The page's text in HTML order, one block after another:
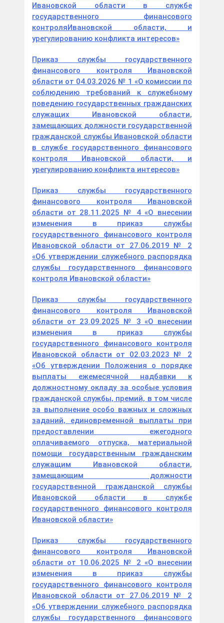
Ивановской области в службе
государственного финансового
контроляИвановской области, и
урегулированию конфликта интересов»
Приказ службы государственного
финансового контроля Ивановской
области от 04.03.2026 № 1 «О комиссии по
соблюдению требований к служебному
поведению государственных гражданских
служащих Ивановской области,
замещающих должности государственной
гражданской службы Ивановской области
в службе государственного финансового
контроля Ивановской области, и
урегулированию конфликта интересов»
Приказ службы государственного
финансового контроля Ивановской
области от 28.11.2025 № 4 «О внесении
изменения в приказ службы
государственного финансового контроля
Ивановской области от 27.06.2019 № 2
«Об утверждении служебного распорядка
службы государственного финансового
контроля Ивановской области»
Приказ службы государственного
финансового контроля Ивановской
области от 23.09.2025 № 3 «О внесении
изменения в приказ службы
государственного финансового контроля
Ивановской области от 02.03.2023 № 2
«Об утверждении Положения о порядке
выплаты ежемесячной надбавки к
должностному окладу за особые условия
гражданской службы, премий, в том числе
за выполнение особо важных и сложных
заданий, единовременной выплаты при
предоставлении ежегодного
оплачиваемого отпуска, материальной
помощи государственным гражданским
служащим Ивановской области,
замещающим должности
государственной гражданской службы
Ивановской области в службе
государственного финансового контроля
Ивановской области»
Приказ службы государственного
финансового контроля Ивановской
области от 10.06.2025 № 2 «О внесении
изменения в приказ службы
государственного финансового контроля
Ивановской области от 27.06.2019 № 2
«Об утверждении служебного распорядка
службы государственного финансового